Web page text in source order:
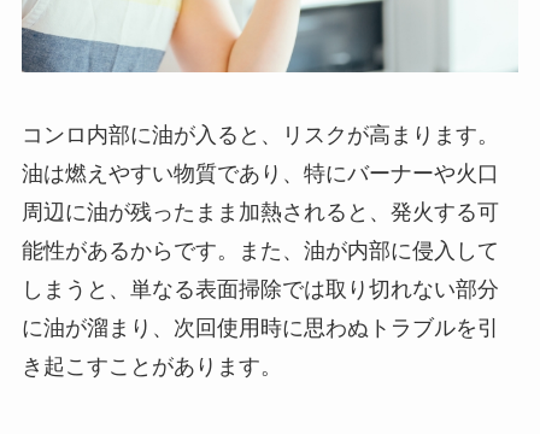
コンロ内部に油が入ると、リスクが高まります。
油は燃えやすい物質であり、特にバーナーや火口
周辺に油が残ったまま加熱されると、発火する可
能性があるからです。また、油が内部に侵入して
しまうと、単なる表面掃除では取り切れない部分
に油が溜まり、次回使用時に思わぬトラブルを引
き起こすことがあります。